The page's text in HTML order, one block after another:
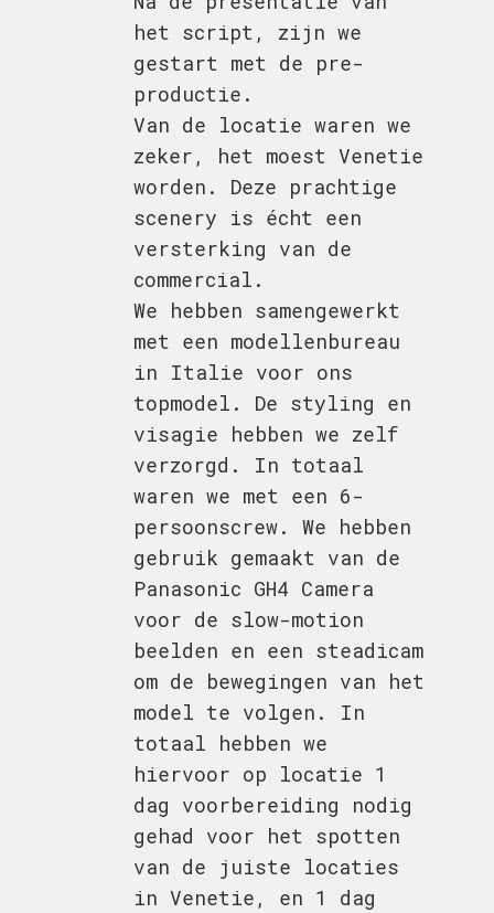
het script, zijn we
gestart met de pre-
productie.
Van de locatie waren we
zeker, het moest Venetie
worden. Deze prachtige
scenery is écht een
versterking van de
commercial.
We hebben samengewerkt
met een modellenbureau
in Italie voor ons
topmodel. De styling en
visagie hebben we zelf
verzorgd. In totaal
waren we met een 6-
persoonscrew. We hebben
gebruik gemaakt van de
Panasonic GH4 Camera
voor de slow-motion
beelden en een steadicam
om de bewegingen van het
model te volgen. In
totaal hebben we
hiervoor op locatie 1
dag voorbereiding nodig
gehad voor het spotten
van de juiste locaties
in Venetie, en 1 dag